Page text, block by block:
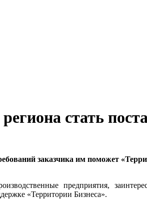
стать
заказчика им поможет
предприятия,
«Территории Бизнеса».